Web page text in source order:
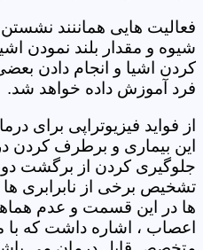
فعالیت هایی هماننند
شیوه و مقدار بلند نمودن
کردن اشیا و انجام دادن
فرد آموزش داده خواهد شد.
از فواید فیزیوتراپی برای
این بیماری و برطرف
جلوگیری کردن از برگشت
تشخیص برخی از نابرابری
ها در این قسمت و عدم
اعصاب ، اشاره داشت که با